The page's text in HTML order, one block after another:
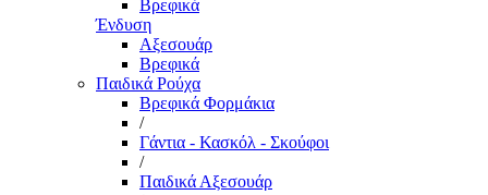
Βρεφικά
Ένδυση
Αξεσουάρ
Βρεφικά
Παιδικά Ρούχα
Βρεφικά Φορμάκια
/
Γάντια - Κασκόλ - Σκούφοι
/
Παιδικά Αξεσουάρ